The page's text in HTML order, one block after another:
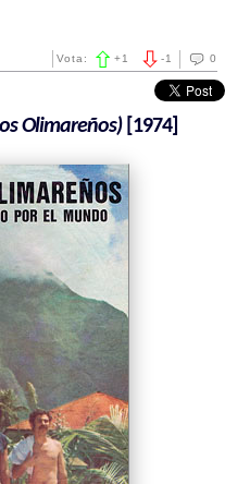
0
-1
Vota: +1
Olimareños)[1974]